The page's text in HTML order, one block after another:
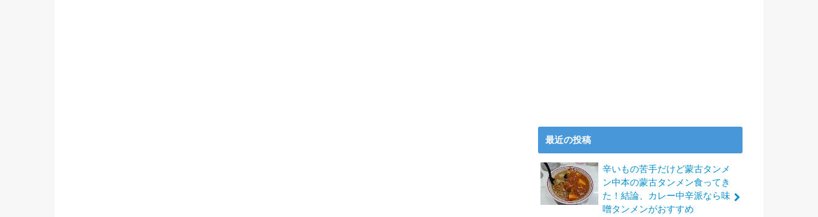
最近の投稿
辛いもの苦手だけど蒙古タンメ
ン中本の蒙古タンメン食ってき
た！結論、カレー中辛派なら味
噌タンメンがおすすめ